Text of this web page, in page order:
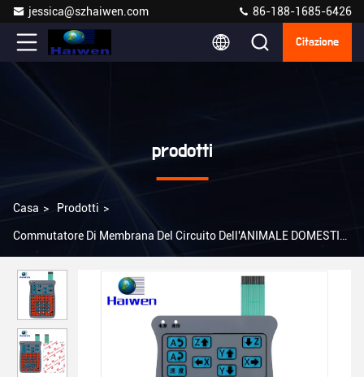
jessica@szhaiwen.com 86-188-1685-6426
Citazione
prodotti
Casa > Prodotti >
Commutatore Di Membrana Del Circuito Dell'ANIMALE DOMESTICO
con il LED